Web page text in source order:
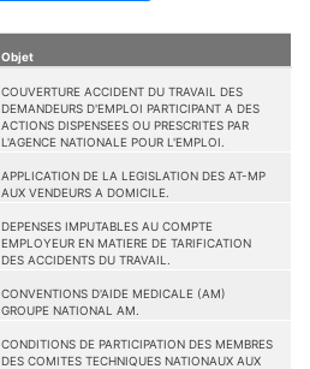
Objet
COUVERTURE ACCIDENT DU TRAVAIL DES
DEMANDEURS D'EMPLOI PARTICIPANT A DES
ACTIONS DISPENSEES OU PRESCRITES PAR
L'AGENCE NATIONALE POUR L'EMPLOI.
APPLICATION DE LA LEGISLATION DES AT-MP
AUX VENDEURS A DOMICILE.
DEPENSES IMPUTABLES AU COMPTE
EMPLOYEUR EN MATIERE DE TARIFICATION
DES ACCIDENTS DU TRAVAIL.
CONVENTIONS D'AIDE MEDICALE (AM)
GROUPE NATIONAL AM.
CONDITIONS DE PARTICIPATION DES MEMBRES
DES COMITES TECHNIQUES NATIONAUX AUX